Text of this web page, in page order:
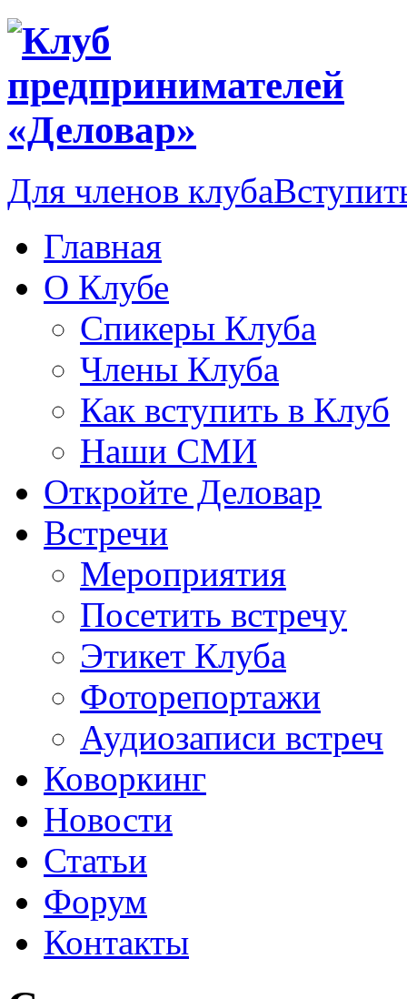
Для членов клуба
Главная
О Клубе
Спикеры Клуба
Члены Клуба
Как вступить в Клуб
Наши СМИ
Откройте Деловар
Встречи
Мероприятия
Посетить встречу
Этикет Клуба
Фоторепортажи
Аудиозаписи встреч
Коворкинг
Новости
Статьи
Форум
Контакты